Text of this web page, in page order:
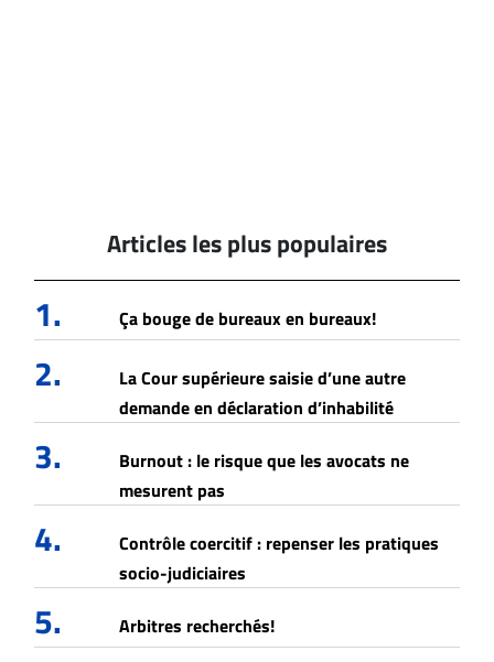
Articles les plus populaires
1. Ça bouge de bureaux en bureaux!
2.
La Cour supérieure saisie d’une autre
demande en déclaration d’inhabilité
3.
Burnout : le risque que les avocats ne
mesurent pas
4.
Contrôle coercitif : repenser les pratiques
socio-judiciaires
5. Arbitres recherchés!